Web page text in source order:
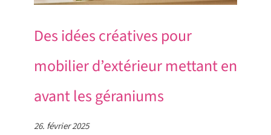
Des idées créatives pour
mobilier d’extérieur mettant en
avant les géraniums
26. février 2025